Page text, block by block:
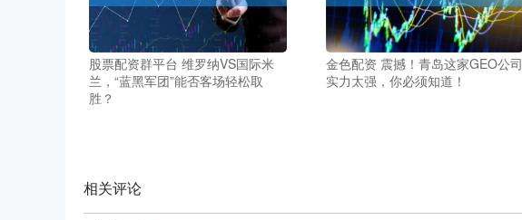
股票配资群平台 维罗纳VS国际米
兰，“蓝黑军团”能否客场轻松取
胜？
金色配资 震撼！青岛这家GEO公司
实力太强，你必须知道！
相关评论